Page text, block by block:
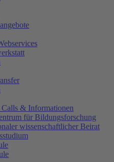
Calls & Informationen
für Bildungsforschung
wissenschaftlicher Beirat